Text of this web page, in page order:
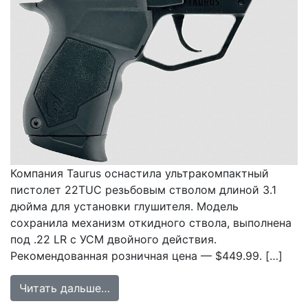
Компания Taurus оснастила ультракомпактный
пистолет 22TUC резьбовым стволом длиной 3.1
дюйма для установки глушителя. Модель
сохранила механизм откидного ствола, выполнена
под .22 LR с УСМ двойного действия.
Рекомендованная розничная цена — $449.99. […]
Читать дальше…